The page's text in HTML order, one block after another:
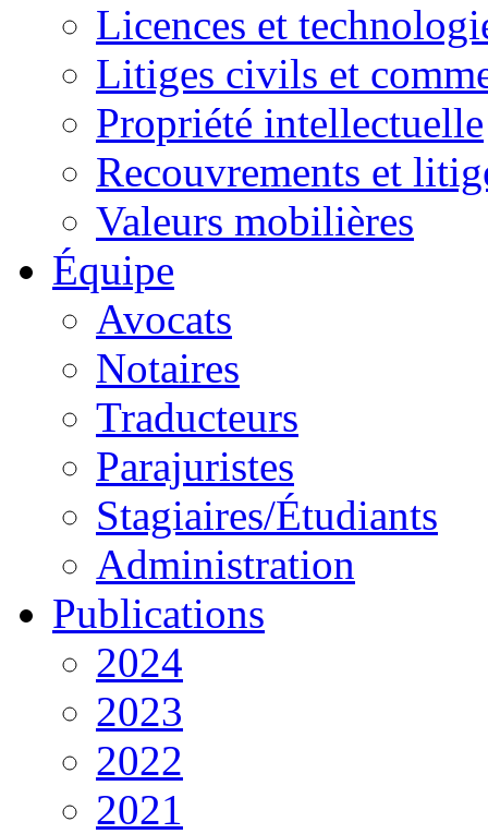
Licences et
Litiges civils et
Propriété intellectuelle
Recouvrements et
Valeurs mobilières
Équipe
Avocats
Notaires
Traducteurs
Parajuristes
Stagiaires/Étudiants
Administration
Publications
2024
2023
2022
2021